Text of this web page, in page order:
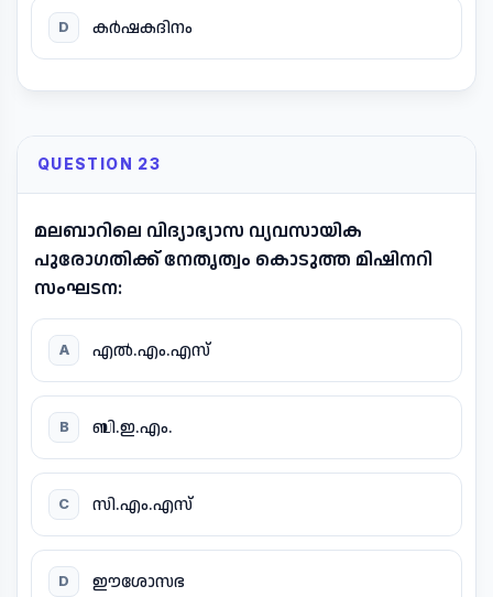
D കർഷകദിനം
QUESTION 23
മലബാറിലെ വിദ്യാഭ്യാസ വ്യവസായിക
പുരോഗതിക്ക് നേതൃത്വം കൊടുത്ത മിഷിനറി
സംഘടന:
A എൽ.എം.എസ്
B ബി.ഇ.എം.
C സി.എം.എസ്
D ഈശോസഭ